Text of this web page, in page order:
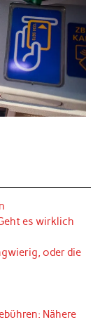
es wirklich
oder die
Nähere